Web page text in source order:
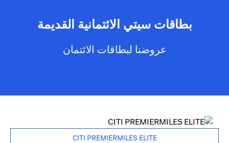
بطاقات سيتي الائتمانية القديمة
عروضنا لبطاقات الائتمان
CITI PREMIERMILES ELITE